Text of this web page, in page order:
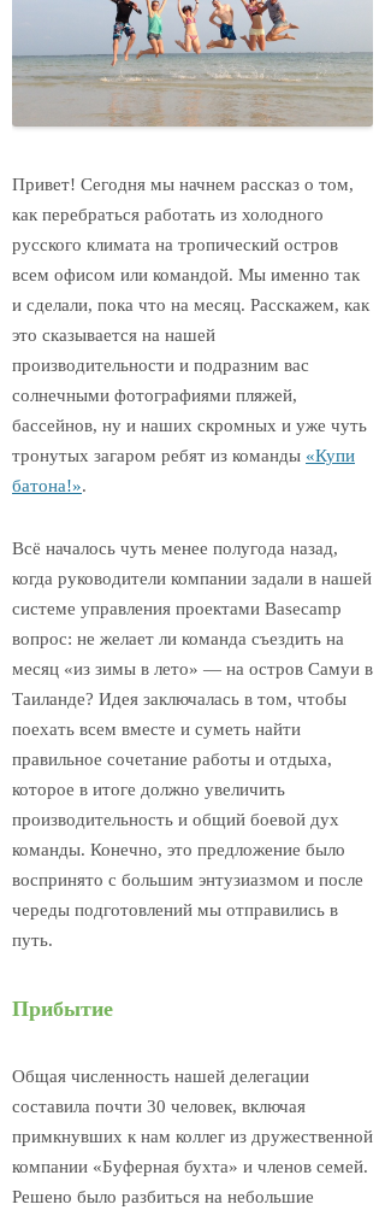
Привет! Сегодня мы начнем рассказ о том,
как перебраться работать из холодного
русского климата на тропический остров
всем офисом или командой. Мы именно так
и сделали, пока что на месяц. Расскажем, как
это сказывается на нашей
производительности и подразним вас
солнечными фотографиями пляжей,
бассейнов, ну и наших скромных и уже чуть
тронутых загаром ребят из команды «Купи
батона!».
Всё началось чуть менее полугода назад,
когда руководители компании задали в нашей
системе управления проектами Basecamp
вопрос: не желает ли команда съездить на
месяц «из зимы в лето» — на остров Самуи в
Таиланде? Идея заключалась в том, чтобы
поехать всем вместе и суметь найти
правильное сочетание работы и отдыха,
которое в итоге должно увеличить
производительность и общий боевой дух
команды. Конечно, это предложение было
воспринято с большим энтузиазмом и после
череды подготовлений мы отправились в
путь.
Прибытие
Общая численность нашей делегации
составила почти 30 человек, включая
примкнувших к нам коллег из дружественной
компании «Буферная бухта» и членов семей.
Решено было разбиться на небольшие